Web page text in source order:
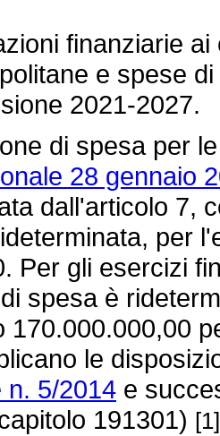
finanziarie
e spese
2021-2027.
di spesa per
28 gennaio
dall'articolo 7,
per
Per gli esercizi
spesa è
170.000.000,00
le
n. 5/2014 e
191301) [1]